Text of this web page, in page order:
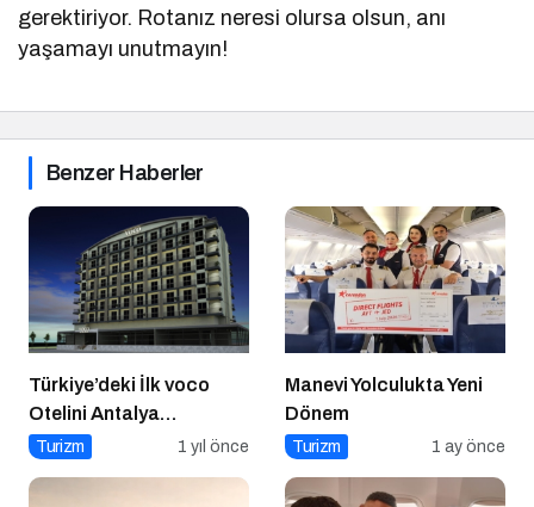
gerektiriyor. Rotanız neresi olursa olsun, anı
yaşamayı unutmayın!
Benzer Haberler
Türkiye’deki İlk voco
Otelini Antalya
Konyaaltı’nda Açıyor
Turizm 1 yıl önce
Manevi Yolculukta Yeni
Dönem
Turizm 1 ay önce